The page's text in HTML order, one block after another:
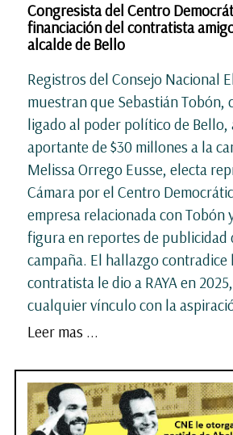
Congresista del Centro
financiación del contratista
alcalde de Bello
Registros del Consejo Nacional
muestran que Sebastián Tobón,
ligado al poder político de Bello,
aportante de $30 millones a la
Melissa Orrego Eusse, electa
Cámara por el Centro
empresa relacionada con Tobón
figura en reportes de publicidad
campaña. El hallazgo contradice
contratista le dio a RAYA en
cualquier vínculo con la
Leer mas ...